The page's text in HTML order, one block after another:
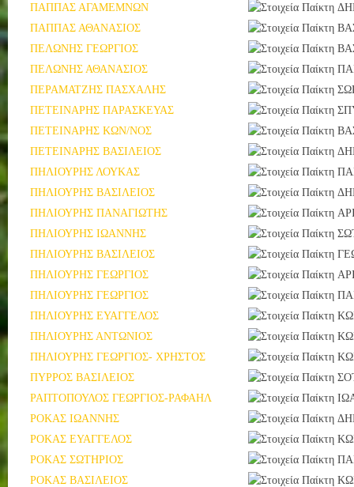
ΠΑΠΠΑΣ ΑΓΑΜΕΜΝΩΝ
ΠΑΠΠΑΣ ΑΘΑΝΑΣΙΟΣ
ΠΕΛΩΝΗΣ ΓΕΩΡΓΙΟΣ
ΠΕΛΩΝΗΣ ΑΘΑΝΑΣΙΟΣ
ΠΕΡΑΜΑΤΖΗΣ ΠΑΣΧΑΛΗΣ
ΠΕΤΕΙΝΑΡΗΣ ΠΑΡΑΣΚΕΥΑΣ
ΠΕΤΕΙΝΑΡΗΣ ΚΩΝ/ΝΟΣ
ΠΕΤΕΙΝΑΡΗΣ ΒΑΣΙΛΕΙΟΣ
ΠΗΛΙΟΥΡΗΣ ΛΟΥΚΑΣ
ΠΗΛΙΟΥΡΗΣ ΒΑΣΙΛΕΙΟΣ
ΠΗΛΙΟΥΡΗΣ ΠΑΝΑΓΙΩΤΗΣ
ΠΗΛΙΟΥΡΗΣ ΙΩΑΝΝΗΣ
ΠΗΛΙΟΥΡΗΣ ΒΑΣΙΛΕΙΟΣ
ΠΗΛΙΟΥΡΗΣ ΓΕΩΡΓΙΟΣ
ΠΗΛΙΟΥΡΗΣ ΓΕΩΡΓΙΟΣ
ΠΗΛΙΟΥΡΗΣ ΕΥΑΓΓΕΛΟΣ
ΠΗΛΙΟΥΡΗΣ ΑΝΤΩΝΙΟΣ
ΠΗΛΙΟΥΡΗΣ ΓΕΩΡΓΙΟΣ- ΧΡΗΣΤΟΣ
ΠΥΡΡΟΣ ΒΑΣΙΛΕΙΟΣ
ΡΑΠΤΟΠΟΥΛΟΣ ΓΕΩΡΓΙΟΣ-ΡΑΦΑΗΛ
ΡΟΚΑΣ ΙΩΑΝΝΗΣ
ΡΟΚΑΣ ΕΥΑΓΓΕΛΟΣ
ΡΟΚΑΣ ΣΩΤΗΡΙΟΣ
ΡΟΚΑΣ ΒΑΣΙΛΕΙΟΣ